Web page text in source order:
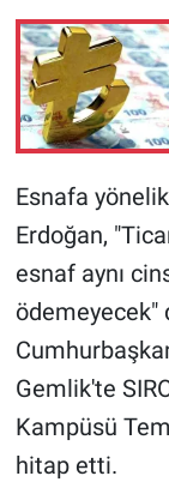
Esnafa
Erdoğan,
esnaf aynı
ödemeyecek"
Gemlik'te
Kampüsü
hitap etti.
ÇEVRE
HABERDE
EĞİTİM
BİLİM VE
Güvenlik
Bölge